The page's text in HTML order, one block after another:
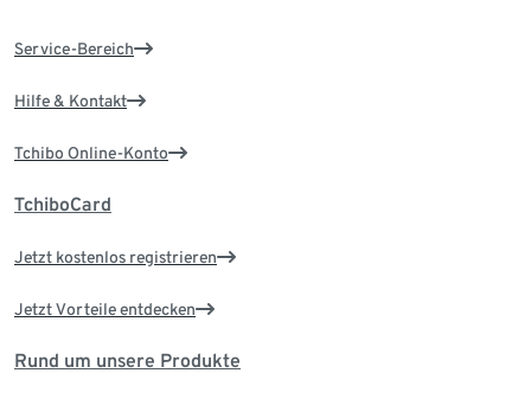
Service-Bereich
Hilfe & Kontakt
Tchibo Online-Konto
TchiboCard
Jetzt kostenlos registrieren
Jetzt Vorteile entdecken
Rund um unsere Produkte